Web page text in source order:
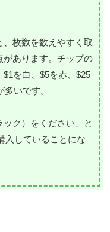
枚数を数えやすく取
があります。チップの
を白、$5を赤、$25
いです。
ック）をください」と
入していることにな